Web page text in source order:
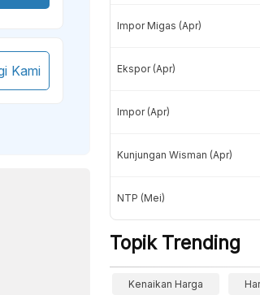
Kami
Impor Migas (Apr)
Ekspor (Apr)
Impor (Apr)
Kunjungan Wisman (Apr)
NTP (Mei)
Topik Trending
Kenaikan Harga